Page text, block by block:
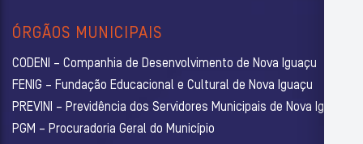
ÓRGÃOS MUNICIPAIS
CODENI – Companhia de Desenvolvimento de Nova Iguaçu
FENIG – Fundação Educacional e Cultural de Nova Iguaçu
PREVINI – Previdência dos Servidores Municipais de Nova Iguaçu
PGM – Procuradoria Geral do Município